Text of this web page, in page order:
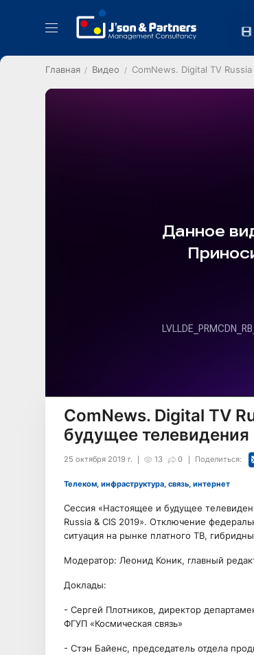
Главная Видео ComNews. Digital TV
ComNews. Digital TV
будущее
13 0
25 октября 2019 г. Поделиться:
Телеком, инфраструктура, связь, интернет
Сессия «Настоящее и будущее
Russia & CIS 2019». Отключение
ситуация на рынке платного ТВ,
Модератор: Леонид Коник, главный
Доклады:
- Сергей Плотников, директор
ФГУП «Космическая связь»
- Стэн Байенс, председатель отдела